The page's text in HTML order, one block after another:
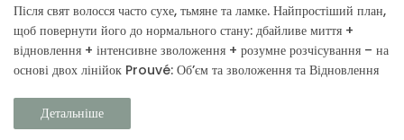
Після свят волосся часто сухе, тьмяне та ламке. Найпростіший план,
щоб повернути його до нормального стану: дбайливе миття +
відновлення + інтенсивне зволоження + розумне розчісування – на
основі двох лінійок Prouvé: Об’єм та зволоження та Відновлення
Детальніше